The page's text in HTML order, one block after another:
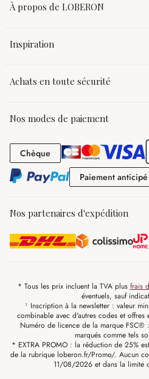
À propos de LOBERON
Inspiration
Achats en toute sécurité
Nos modes de paiement
Chèque Chèque
Paiement anticipé
Nos partenaires d'expédition
* Tous les prix incluent la TVA plus frais
éventuels, sauf
¹ Inscription à la newsletter : valeur
combinable avec d'autres codes et
Numéro de licence de la marque FSC®
marqués comme tels
* EXTRA PROMO : la réduction de 25%
de la rubrique loberon.fr/Promo/. Aucun
11/08/2026 et dans la limite